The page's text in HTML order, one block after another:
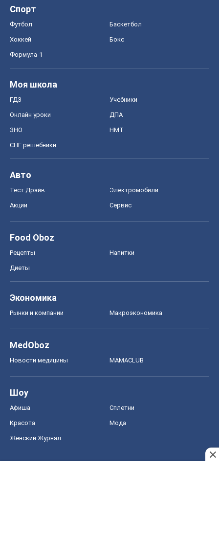
Спорт
Футбол Баскетбол
Хоккей Бокс
Формула-1
Моя школа
ГДЗ Учебники
Онлайн уроки ДПА
ЗНО НМТ
СНГ решебники
Авто
Тест Драйв Электромобили
Акции Сервис
Food Oboz
Рецепты Напитки
Диеты
Экономика
Рынки и компании Mакроэкономика
MedOboz
Новости медицины MAMACLUB
Шоу
Афиша Сплетни
Красота Мода
Женский Журнал